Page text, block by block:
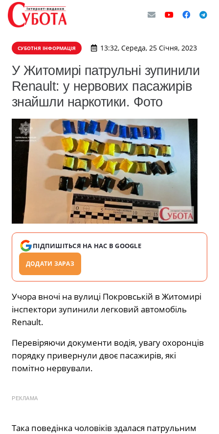
СУБОТНЯ ІНФОРМАЦІЯ 13:32, Середа, 25 Січня, 2023
У Житомирі патрульні зупинили
Renault: у нервових пасажирів
знайшли наркотики. Фото
ПІДПИШІТЬСЯ НА НАС В GOOGLE
ДОДАТИ ЗАРАЗ
Учора вночі на вулиці Покровській в Житомирі
інспектори зупинили легковий автомобіль
Renault.
Перевіряючи документи водія, увагу охоронців
порядку привернули двоє пасажирів, які
помітно нервували.
РЕКЛАМА
Така поведінка чоловіків здалася патрульним